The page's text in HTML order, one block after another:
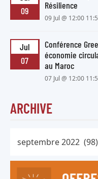
09
Résilience
09 Jul @ 12:00
Jul
07
Conférence
économie
au Maroc
07 Jul @ 12:00
ARCHIVE